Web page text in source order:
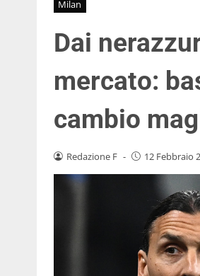
Milan
Dai
mercato:
cambio
Redazione F - 12 Febbraio